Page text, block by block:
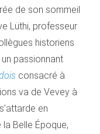
de son sommeil
Lüthi, professeur
historiens
passionnant
consacré à
va de Vevey à
en
Belle Époque,